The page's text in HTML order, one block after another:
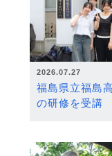
2026.07.27
福島県立福島
の研修を受講